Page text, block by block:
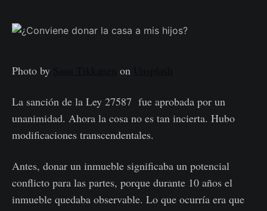
Photo by on
La sanción de la Ley 27587 fue aprobada por un
unanimidad. Ahora la cosa no es tan incierta. Hubo
modificaciones transcendentales.
Antes, donar un inmueble significaba un potencial
conflicto para las partes, porque durante 10 años el
inmueble quedaba observable. Lo que ocurría era que